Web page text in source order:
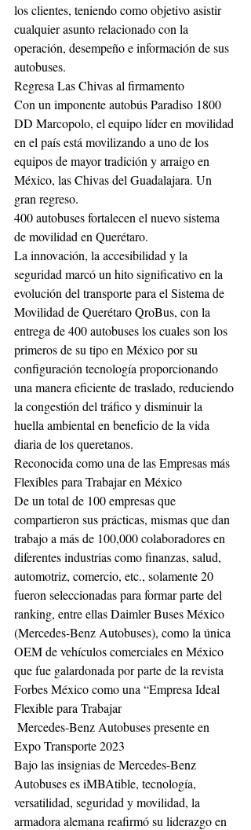
los clientes, teniendo como objetivo asistir
cualquier asunto relacionado con la
operación, desempeño e información de sus
autobuses.
Regresa Las Chivas al firmamento
Con un imponente autobús Paradiso 1800
DD Marcopolo, el equipo líder en movilidad
en el país está movilizando a uno de los
equipos de mayor tradición y arraigo en
México, las Chivas del Guadalajara. Un
gran regreso.
400 autobuses fortalecen el nuevo sistema
de movilidad en Querétaro.
La innovación, la accesibilidad y la
seguridad marcó un hito significativo en la
evolución del transporte para el Sistema de
Movilidad de Querétaro QroBus, con la
entrega de 400 autobuses los cuales son los
primeros de su tipo en México por su
configuración tecnología proporcionando
una manera eficiente de traslado, reduciendo
la congestión del tráfico y disminuir la
huella ambiental en beneficio de la vida
diaria de los queretanos.
Reconocida como una de las Empresas más
Flexibles para Trabajar en México
De un total de 100 empresas que
compartieron sus prácticas, mismas que dan
trabajo a más de 100,000 colaboradores en
diferentes industrias como finanzas, salud,
automotriz, comercio, etc., solamente 20
fueron seleccionadas para formar parte del
ranking, entre ellas Daimler Buses México
(Mercedes-Benz Autobuses), como la única
OEM de vehículos comerciales en México
que fue galardonada por parte de la revista
Forbes México como una “Empresa Ideal
Flexible para Trabajar
Expo Transporte 2023
Bajo las insignias de Mercedes-Benz
Autobuses es iMBAtible, tecnología,
versatilidad, seguridad y movilidad, la
armadora alemana reafirmó su liderazgo en